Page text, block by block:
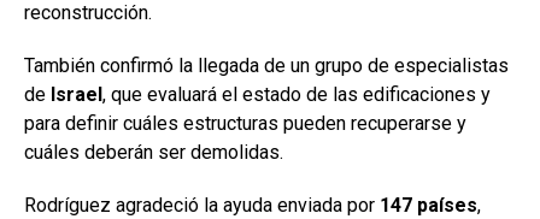
reconstrucción.
También confirmó la llegada de un grupo de especialistas
de Israel , que evaluará el estado de las edificaciones y
para definir cuáles estructuras pueden recuperarse y
cuáles deberán ser demolidas.
Rodríguez agradeció la ayuda enviada por 147 países,